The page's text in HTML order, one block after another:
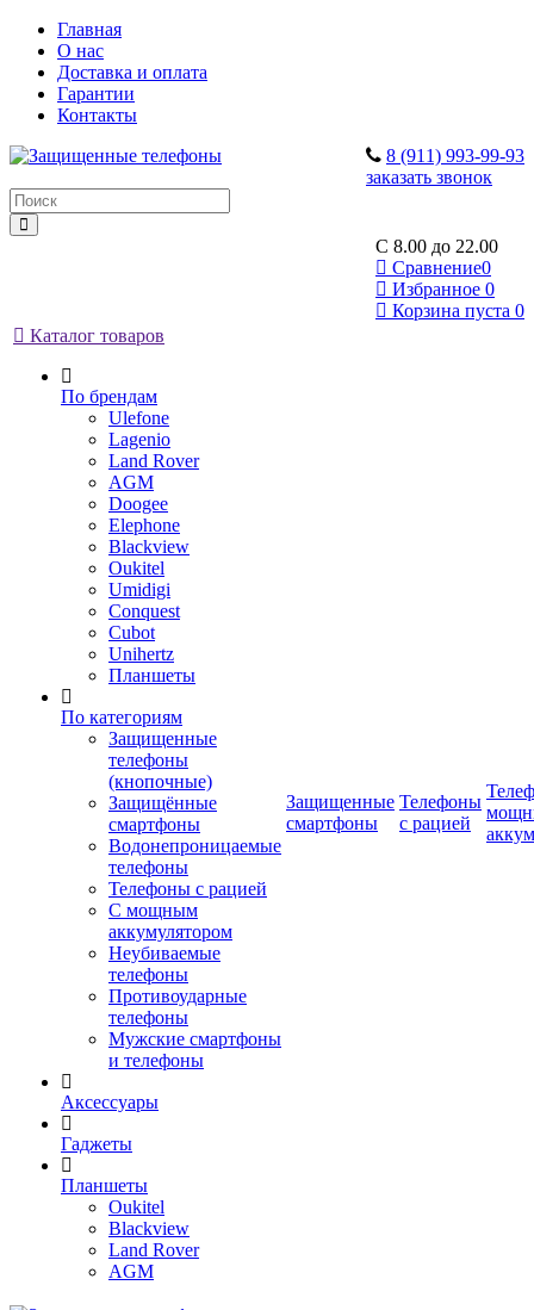
Главная
О нас
Доставка и оплата
Гарантии
Контакты
8 (911) 993-99-93
заказать звонок
C 8.00 до 22.00
Сравнение0
Избранное 0
Корзина пуста 0
Каталог товаров
По брендам
Ulefone
Lagenio
Land Rover
AGM
Doogee
Elephone
Blackview
Oukitel
Umidigi
Conquest
Cubot
Unihertz
Планшеты
По категориям
Защищенные
телефоны
(кнопочные)
Защищённые
смартфоны
Водонепроницаемые
телефоны
Телефоны с рацией
С мощным
аккумулятором
Неубиваемые
телефоны
Противоударные
телефоны
Мужские смартфоны
и телефоны
Аксессуары
Гаджеты
Планшеты
Oukitel
Blackview
Land Rover
AGM
Защищенные
смартфоны
Телефоны
с рацией